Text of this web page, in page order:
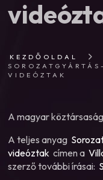
KEZDŐOLDAL
VIDEÓZTAK
A magyar
A teljes anyag
videóztak címen a
szerző további írásai: